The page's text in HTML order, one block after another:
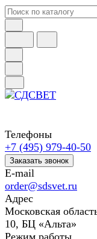
Телефоны
+7 (495) 979-40-50
Заказать звонок
E-mail
order@sdsvet.ru
Адрес
Московская
10, БЦ «Альта»
Режим работы